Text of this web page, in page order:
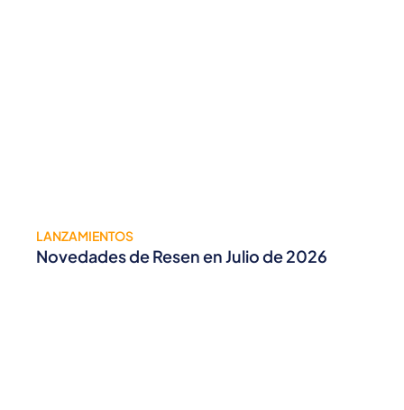
LANZAMIENTOS
Novedades de Resen en Julio de 2026